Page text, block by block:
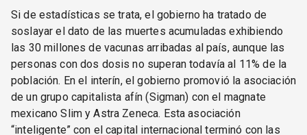
Si de estadísticas se trata, el gobierno ha tratado de
soslayar el dato de las muertes acumuladas exhibiendo
las 30 millones de vacunas arribadas al país, aunque las
personas con dos dosis no superan todavía al 11% de la
población. En el interín, el gobierno promovió la asociación
de un grupo capitalista afín (Sigman) con el magnate
mexicano Slim y Astra Zeneca. Esta asociación
“inteligente” con el capital internacional terminó con las